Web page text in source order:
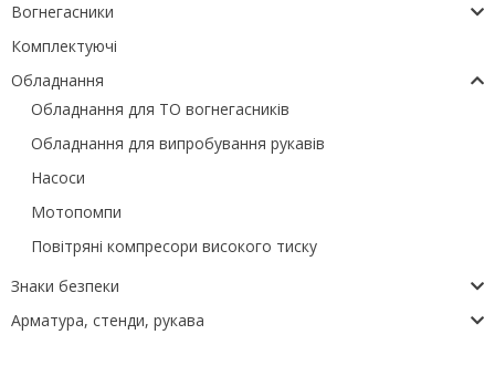
Вогнегасники
Комплектуючі
Обладнання
Обладнання для ТО вогнегасників
Обладнання для випробування рукавів
Насоси
Мотопомпи
Повітряні компресори високого тиску
Знаки безпеки
Арматура, стенди, рукава